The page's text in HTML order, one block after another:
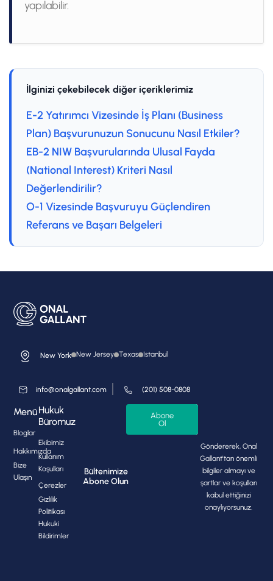
yapılabilir.
İlginizi çekebilecek diğer içeriklerimiz
E-2 Yatırımcı Vizesinde İş Planı (Business
Plan) Başvurunuzun Sonucunu Nasıl Etkiler?
EB-2 NIW Başvurularında Ulusal Fayda
(National Interest) Kriteri Nasıl
Değerlendirilir?
O-1 Vizesinde Başvuruyu Güçlendiren
Referans ve Başarı Belgeleri
New York New Jersey Texas Istanbul
info@onalgallant.com (201) 508-0808
Menü
Bloglar
Hakkımızda
Bize
Ulaşın
Hukuk
Büromuz
Ekibimiz
Kullanım
Koşulları
Çerezler
Gizlilik
Politikası
Hukuki
Bildirimler
Bültenimize
Abone Olun
Abone
Ol
Göndererek, Onal
Gallant'tan önemli
bilgiler almayı ve
şartlar ve koşulları
kabul ettiğinizi
onaylıyorsunuz.